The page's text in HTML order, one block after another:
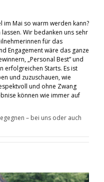
im Mai so warm werden kann?
Wir bedanken uns sehr
für das
Engagement wäre das ganze
„Personal Best” und
erfolgreichen Starts. Es ist
und zuzuschauen, wie
und ohne Zwang
können wie immer auf
– bei uns oder auch